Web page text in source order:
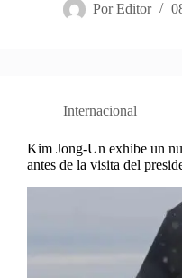
Por Editor
Internacional
Kim Jong-Un exhibe un
antes de la visita del